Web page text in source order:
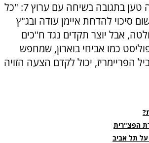
בכיר ביהדות התורה טען בתגובה בשיחה עם ערוץ 7: "כל
סיכוי להדחת איימן עודה ובג"ץ
אבל יוצר תקדים נגד ח"כים
כמו אביחי בוארון, שמחפש
הפריימריז, יכול לקדם הצעה הזויה
הפצ"רית
על תל אביב